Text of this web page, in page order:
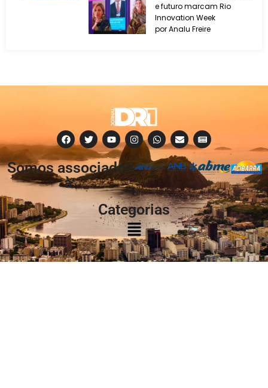
e futuro marcam Rio
Innovation Week
por Analu Freire
Somos associados
à:
Categorias